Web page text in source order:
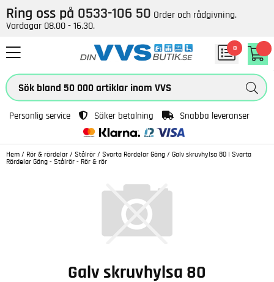
Ring oss på 0533-106 50 Order och rådgivning.
Vardagar 08.00 - 16.30.
0
Personlig service Säker betalning Snabba leveranser
Hem / Rör & rördelar / Stålrör / Svarta Rördelar Gäng / Galv skruvhylsa 80 | Svarta
Rördelar Gäng - Stålrör - Rör & rör
Galv skruvhylsa 80